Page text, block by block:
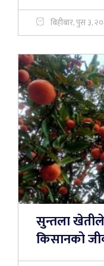
बिहीबार, पुस ३,
सुन्तला
किसानको